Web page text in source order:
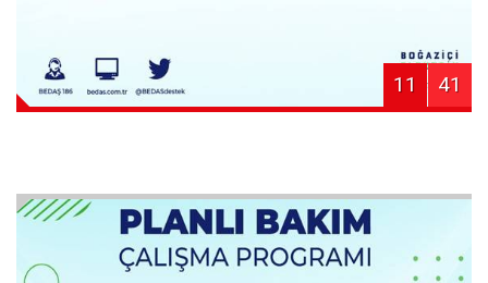
11 41